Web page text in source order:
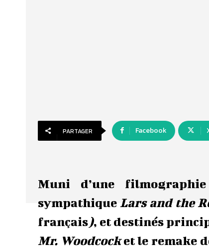
PARTAGER Facebook
Muni d’une
sympathique Lars and the
français), et destinés
Mr. Woodcocket le remake